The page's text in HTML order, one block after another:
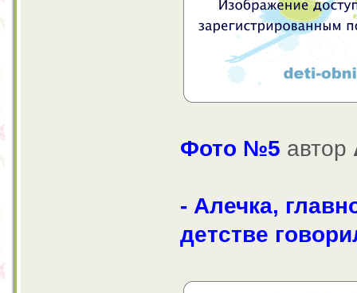
Фото №5 автор
- Алечка,
детстве